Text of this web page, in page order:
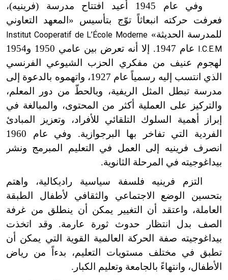
وفي عام 1945 أعيد افتتاح مدرسة (فرينيه)،
فعرفت حركته انبعاثاً توّج بتأسيس «المعهد التعاوني
للمدرسة الحديثة» Institut Cooperatif de L’École Moderne
I.C.E.M
عام 1947. إلا أنه تعرض بين عامي 1950 و1954
لهجوم عنيف من مفكري الحزب الشيوعي الفرنسي
الذي انتسب إليه رسمياً عام 1927، واتهموه بالدعوة إلى
مدرسة تبطل المثل الريفية، وبالحطّ من دور المعلم،
والتركيز على العملية أكثر من المحتوى، والمبالغة في
إبراز أهمية السلوك التلقائي للأفراد، وتعزيز المبادئ
الفردية التي تفاخر بها البرجوازية. وفي عام 1960
انصرف فرينيه إلى العمل في التعليم المبرمج ونشر
بيداغوجيته في المرحلة الثانوية.
التزم فرينيه فلسفة سياسية راديكالية، واهتم
بتحسين الوضع الاجتماعي والثقافي لأطفال الطبقة
العاملة، واعتقد أن التغيير يمكن أن ينطلق من غرفة
الصف بدل انتظار حدوث ثورة عارمة. وقد اتخذت
بيداغوجيته صفة الحركة العالمية القوية التي يمكن أن
تطبق في مختلف مستويات التعليم، بدءاً من رياض
الأطفال، وانتهاءً بالجامعة وتعليم الكبار.